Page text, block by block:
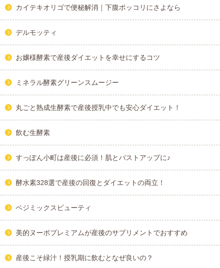
カイテキオリゴで便秘解消｜下腹ポッコリにさよなら
デルモッティ
お嬢様酵素で産後ダイエットを幸せにするコツ
ミネラル酵素グリーンスムージー
丸ごと熟成生酵素で産後授乳中でも安心ダイエット！
飲む生酵素
すっぽん小町は産後に必須！肌とバストアップに♪
酵水素328選で産後の回復とダイエットの両立！
ベジミックスビューティ
美的ヌーボプレミアムが産後のサプリメントでおすすめ
産後こそ緑汁！授乳期に飲むとなぜ良いの？